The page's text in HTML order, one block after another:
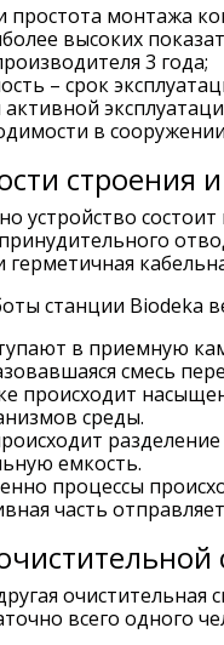
простота монтажа
высоких
3 года;
– срок
в
строения
устройство
герметичная
станции Biodeka
в приемную
смесь
происходит
среды.
емкость.
процессы
часть
всего одного